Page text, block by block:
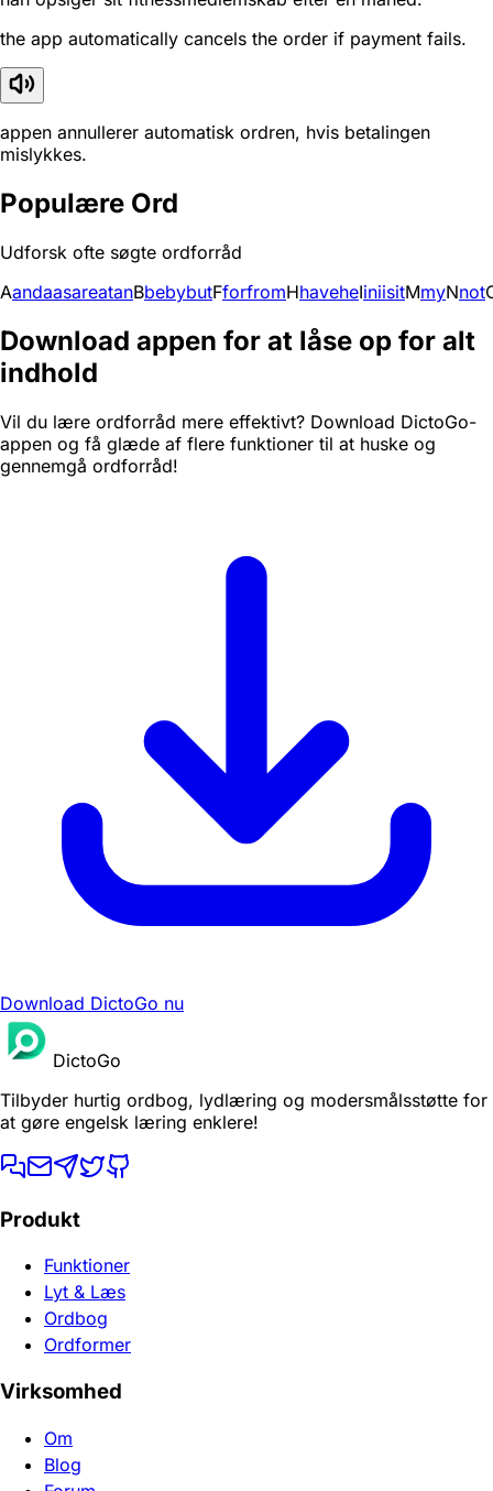
the app automatically cancels the order if payment fails.
appen annullerer automatisk ordren, hvis betalingen
mislykkes.
Populære Ord
Udforsk ofte søgte ordforråd
AandaasareatanBbebybutFforfromHhaveheIiniisitMmyNnot
Download appen for at låse op for alt
indhold
Vil du lære ordforråd mere effektivt? Download DictoGo-
appen og få glæde af flere funktioner til at huske og
gennemgå ordforråd!
Download DictoGo nu
DictoGo
Tilbyder hurtig ordbog, lydlæring og modersmålsstøtte for
at gøre engelsk læring enklere!
Produkt
Funktioner
Lyt & Læs
Ordbog
Ordformer
Virksomhed
Om
Blog